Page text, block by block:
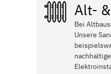
Alt-
Bei
Unsere